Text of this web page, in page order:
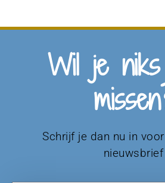
Wil je
Schrijf je dan nu in
nieuwsbrief